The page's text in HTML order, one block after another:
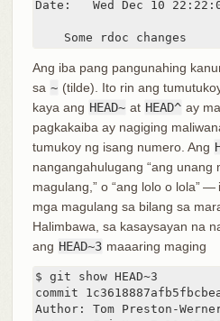
Date:   Wed Dec 10
    Some rdoc changes
Ang iba pang pangunahing
sa ~ (tilde). Ito rin ang
kaya ang HEAD~ at HEAD^ ay
pagkakaiba ay nagiging
tumukoy ng isang numero. Ang
nangangahulugang “ang unang
magulang,” o “ang lolo o lola”
mga magulang sa bilang sa
Halimbawa, sa kasaysayan na
ang HEAD~3 maaaring maging
$ git show HEAD~3
commit
Author: Tom Preston-Werner